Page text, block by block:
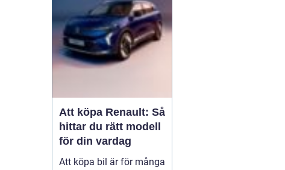
Att köpa Renault: Så
hittar du rätt modell
för din vardag
Att köpa bil är för många